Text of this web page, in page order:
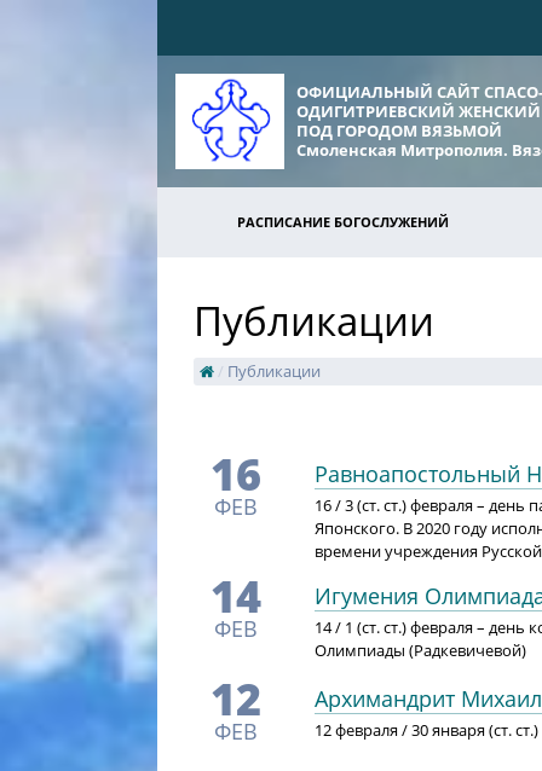
ОФИЦИАЛЬНЫЙ САЙТ
ОДИГИТРИЕВСКИЙ
ПОД ГОРОДОМ ВЯЗЬМОЙ
Смоленская Митрополия.
РАСПИСАНИЕ БОГОСЛУЖЕНИЙ
Публикации
/ Публикации
16
ФЕВ
Равноапостольный
16 / 3 (ст. ст.) февраля –
Японского. В 2020 году
времени учреждения
14
ФЕВ
Игумения
14 / 1 (ст. ст.) февраля –
Олимпиады (Радкевичевой)
12
ФЕВ
Архимандрит
12 февраля / 30 января (ст.